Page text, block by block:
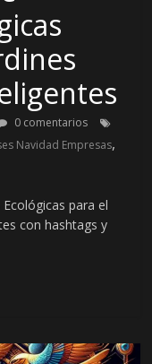
0 comentarios
Navidad Empresas,
para el
con hashtags y